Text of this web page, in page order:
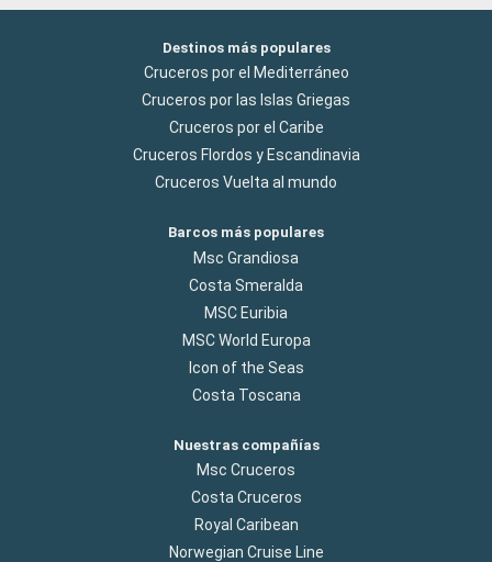
Destinos más populares
Cruceros por el Mediterráneo
Cruceros por las Islas Griegas
Cruceros por el Caribe
Cruceros Flordos y Escandinavia
Cruceros Vuelta al mundo
Barcos más populares
Msc Grandiosa
Costa Smeralda
MSC Euribia
MSC World Europa
Icon of the Seas
Costa Toscana
Nuestras compañías
Msc Cruceros
Costa Cruceros
Royal Caribean
Norwegian Cruise Line